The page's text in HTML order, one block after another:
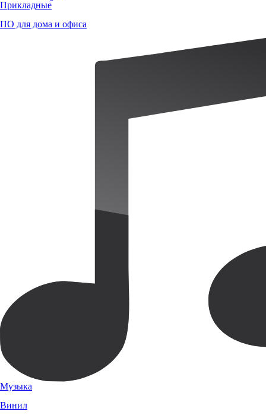
Прикладные
ПО для дома и офиса
Музыка
Винил